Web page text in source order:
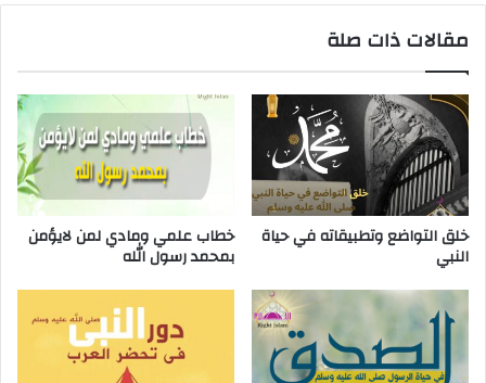
مقالات ذات صلة
خلق التواضع وتطبيقاته في حياة
النبي
خطاب علمي ومادي لمن لايؤمن
بمحمد رسول الله